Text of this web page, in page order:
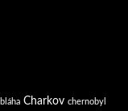
bláha Charkov chernobyl